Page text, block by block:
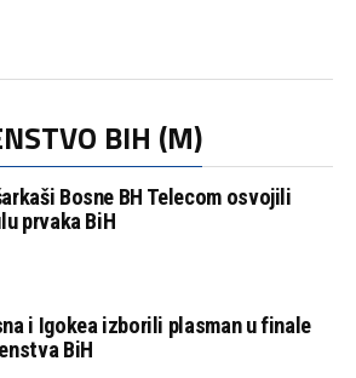
BIH (M)
Bosne BH Telecom osvojili
prvaka BiH
i Igokea izborili plasman u finale
BiH